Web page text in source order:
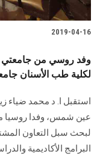
2019-04-16
وفد روسي من جامعتي
لكلية طب الأسنان
استقبل ا. د محمد ضياء
عين شمس، وفدا روسيا
لبحث سبل التعاون
البرامج الأكاديمية